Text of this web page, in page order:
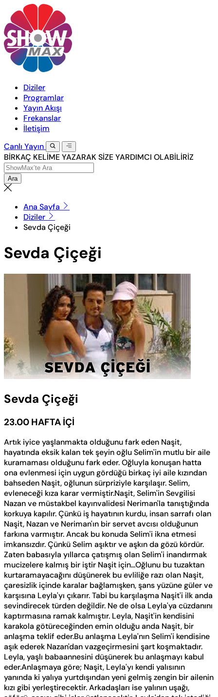
Diziler
Programlar
Yayın Akışı
Frekanslar
İletişim
Canlı Yayın
BİRKAÇ KELİME YAZARAK SİZE YARDIMCI OLABİLİRİZ
Ara
Ana Sayfa
Diziler
Sevda Çiçeği
Sevda Çiçeği
Sevda Çiçeği
23.00 HAFTA İÇİ
Artık iyice yaşlanmakta olduğunu fark eden Naşit,
hayatında eksik kalan tek şeyin oğlu Selim'in mutlu bir aile
kuramaması olduğunu fark eder. Oğluyla konuşan hatta
ona evlenmesi için uygun gördüğü birkaç iyi aile kızından
bahseden Naşit, oğlunun sürpriziyle karşılaşır. Selim,
evleneceği kıza karar vermiştir.Naşit, Selim'in Sevgilisi
Nazan ve müstakbel kayınvalidesi Neriman'la tanıştığında
korkuya kapılır. Çünkü iş hayatının kurdu, insan sarrafı olan
Naşit, Nazan ve Neriman'ın bir servet avcısı olduğunun
farkına varmıştır. Ancak bu konuda Selim'i ikna etmesi
imkansızdır. Çünkü Selim aşıktır ve aşkın da gözü kördür.
Zaten babasıyla yıllarca çatışmış olan Selim'i inandırmak
mucizelere kalmış bir iştir Naşit için...Oğlunu bu tuzaktan
kurtaramayacağını düşünerek bu evliliğe razı olan Naşit,
çaresizlik içinde karalar bağlamışken, şans yüzüne güler ve
karşısına Leyla'yı çıkarır. Tabi bu karşılaşma Naşit'i ilk anda
sevindirecek türden değildir. Ne de olsa Leyla'ya cüzdanını
kaptırmasına ramak kalmıştır. Leyla, Naşit'in kendisini
karakola götüreceğinden emin olduğu anda Naşit, bir
anlaşma teklif eder.Bu anlaşma Leyla'nın Selim'i kendisine
aşık ederek Nazan'dan vazgeçirmesini şart koşmaktadır.
Leyla, yaşlı babaannesini düşünerek bu anlaşmayı kabul
eder.Anlaşmaya göre; Naşit, Leyla'yı kendi yalısının
yanında ki yalıya yurtdışından yeni gelmiş zengin bir ailenin
kızı gibi yerleştirecektir. Arkadaşları ise yalının uşağı,